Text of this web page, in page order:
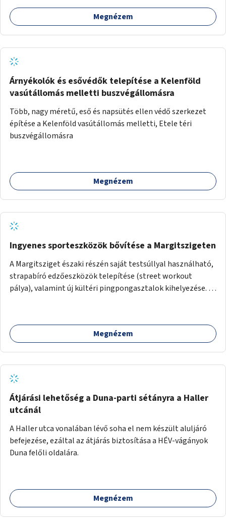
Megnézem
Árnyékolók és esővédők telepítése a Kelenföld
vasútállomás melletti buszvégállomásra
Több, nagy méretű, eső és napsütés ellen védő szerkezet
építése a Kelenföld vasútállomás melletti, Etele téri
buszvégállomásra
Megnézem
Ingyenes sporteszközök bővítése a Margitszigeten
A Margitsziget északi részén saját testsúllyal használható,
strapabíró edzőeszközök telepítése (street workout
pálya), valamint új kültéri pingpongasztalok kihelyezése. A
népszerű, ingyenes sportolási lehetőség válna elérhetővé a
sziget északi felén, ahol jelenleg egyetlen asztal sem
Megnézem
Átjárási lehetőség a Duna-parti sétányra a Haller
utcánál
A Haller utca vonalában lévő soha el nem készült aluljáró
befejezése, ezáltal az átjárás biztosítása a HÉV-vágányok
Duna felőli oldalára.
Megnézem